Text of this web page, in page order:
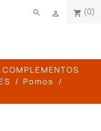
shopping_cart (0)

search
Pomos